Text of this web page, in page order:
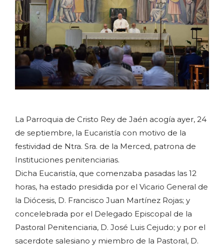
La Parroquia de Cristo Rey de Jaén acogía ayer, 24
de septiembre, la Eucaristía con motivo de la
festividad de Ntra. Sra. de la Merced, patrona de
Instituciones penitenciarias.
Dicha Eucaristía, que comenzaba pasadas las 12
horas, ha estado presidida por el Vicario General de
la Diócesis, D. Francisco Juan Martínez Rojas; y
concelebrada por el Delegado Episcopal de la
Pastoral Penitenciaria, D. José Luis Cejudo; y por el
sacerdote salesiano y miembro de la Pastoral, D.